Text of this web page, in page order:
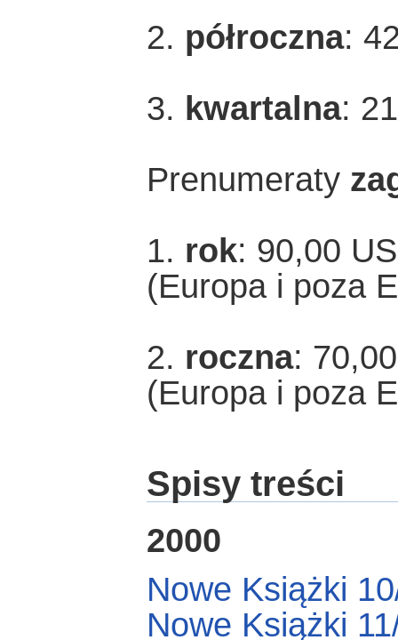
2. półroczna:
3. kwartalna:
Prenumeraty
1. rok: 90,00
(Europa i poza
2. roczna:
(Europa i poza
Spisy treści
2000
Nowe Książki
Nowe Książki